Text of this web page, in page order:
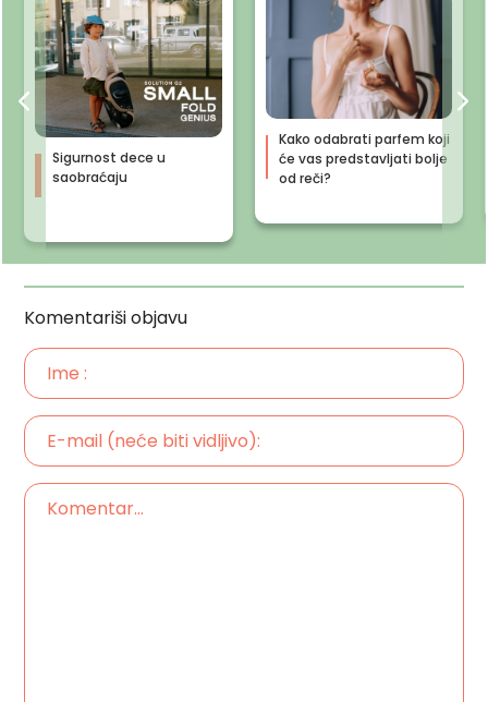
Sigurnost dece u
saobraćaju
Kako odabrati parfem koji
će vas predstavljati bolje
od reči?
Komentariši objavu